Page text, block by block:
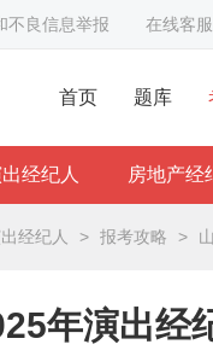
不良信息举报 在线客服
首页 题库
经纪人 房地产经
经纪人 > 报考攻略 >
年演出经